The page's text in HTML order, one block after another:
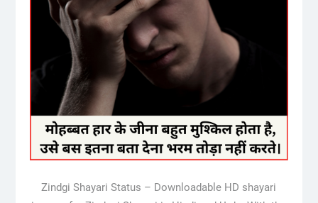
Zindgi Shayari Status – Downloadable HD shayari